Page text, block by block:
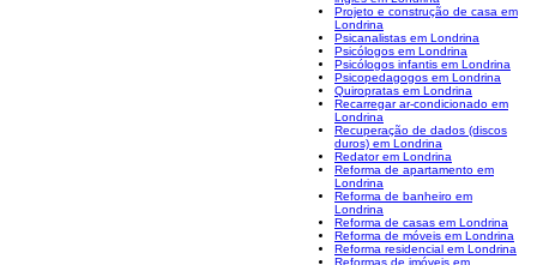
Projeto e construção de casa em
Londrina
Psicanalistas em Londrina
Psicólogos em Londrina
Psicólogos infantis em Londrina
Psicopedagogos em Londrina
Quiropratas em Londrina
Recarregar ar-condicionado em
Londrina
Recuperação de dados (discos
duros) em Londrina
Redator em Londrina
Reforma de apartamento em
Londrina
Reforma de banheiro em
Londrina
Reforma de casas em Londrina
Reforma de móveis em Londrina
Reforma residencial em Londrina
Reformas de imóveis em